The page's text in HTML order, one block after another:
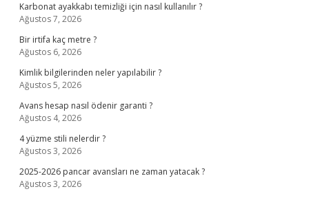
Karbonat ayakkabı temizliği için nasıl kullanılır ?
Ağustos 7, 2026
Bir irtifa kaç metre ?
Ağustos 6, 2026
Kimlik bilgilerinden neler yapılabilir ?
Ağustos 5, 2026
Avans hesap nasıl ödenir garanti ?
Ağustos 4, 2026
4 yüzme stili nelerdir ?
Ağustos 3, 2026
2025-2026 pancar avansları ne zaman yatacak ?
Ağustos 3, 2026